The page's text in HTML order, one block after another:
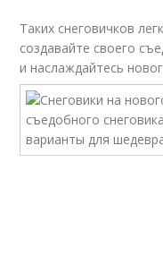
Таких снеговичков
создавайте своего
и наслаждайтесь